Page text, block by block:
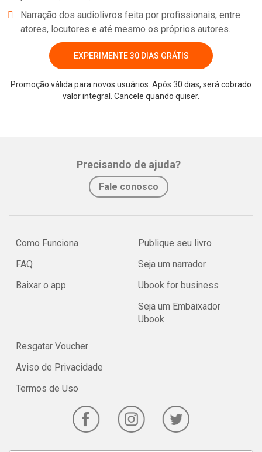
Narração dos audiolivros feita por profissionais, entre
atores, locutores e até mesmo os próprios autores.
EXPERIMENTE 30 DIAS GRÁTIS
Promoção válida para novos usuários. Após 30 dias, será cobrado
valor integral. Cancele quando quiser.
Precisando de ajuda?
Fale conosco
Como Funciona
FAQ
Baixar o app
Publique seu livro
Seja um narrador
Ubook for business
Seja um Embaixador
Ubook
Resgatar Voucher
Aviso de Privacidade
Termos de Uso
Whatsapp Facebook Twitter E-mail